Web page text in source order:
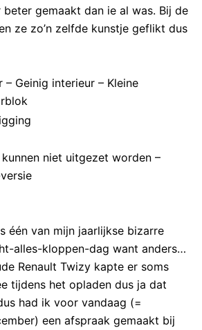
gemaakt dan ie al was. Bij de
ze zo’n zelfde kunstje geflikt dus
– Geinig interieur – Kleine
kunnen niet uitgezet worden –
één van mijn jaarlijkse bizarre
alles-kloppen-dag want anders…
Renault Twizy kapte er soms
tijdens het opladen dus ja dat
had ik voor vandaag (=
een afspraak gemaakt bij